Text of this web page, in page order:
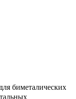
для биметалических